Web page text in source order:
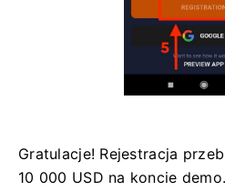
Gratulacje! Rejestracja
10 000 USD na koncie